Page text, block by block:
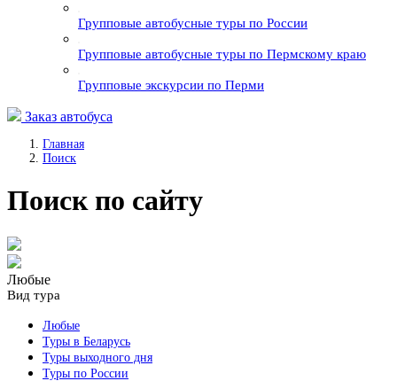
Групповые автобусные туры по России
Групповые автобусные туры по Пермскому краю
Групповые экскурсии по Перми
Заказ автобуса
Главная
Поиск
Поиск по сайту
Любые
Вид тура
Любые
Туры в Беларусь
Туры выходного дня
Туры по России